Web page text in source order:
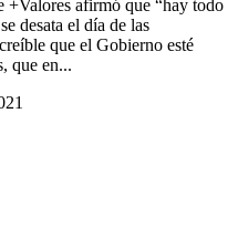
+Valores afirmó que “hay todo
desata el día de las
que el Gobierno esté
que en...